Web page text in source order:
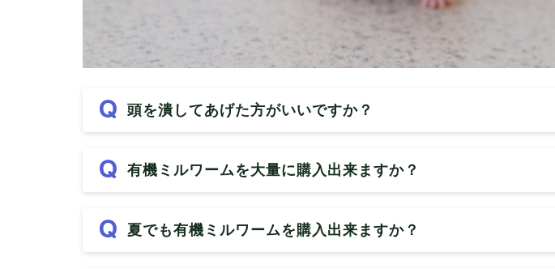
頭を潰してあげた方がいいですか？
有機ミルワームを大量に購入出来ますか？
夏でも有機ミルワームを購入出来ますか？